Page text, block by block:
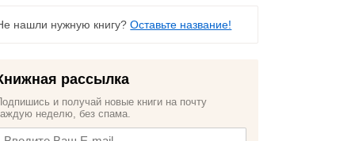
нашли нужную книгу?Оставьте название!
рассылка
и получай новые книги на почту
неделю, без спама.